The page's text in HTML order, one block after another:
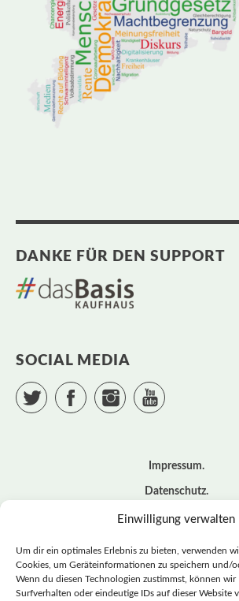
Einwilligung verwalten
Um dir ein optimales Erlebnis zu bieten, verwenden
Cookies, um Geräteinformationen zu speichern und/
Wenn du diesen Technologien zustimmst, können wir
Surfverhalten oder eindeutige IDs auf dieser Website
DANKE FÜR DEN SUPPORT
SOCIAL MEDIA
Twitter Facebook Instagram
Impressum
Datenschutz
Cookie – Richtlinie (EU)
© BASISDEMOKRATISCHE PARTEI
LANDESVERBAND